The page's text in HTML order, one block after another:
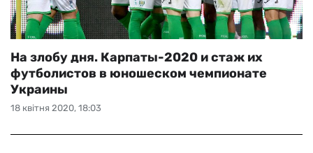
18 квітня 2020, 18:03
На злобу дня. Карпаты-2020 и стаж их
футболистов в юношеском чемпионате
Украины